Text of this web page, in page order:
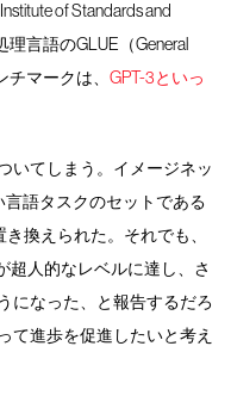
of Standards and
理言語のGLUE（General
チマークは、GPT-3といっ
いてしまう。イメージネッ
言語タスクのセットである
き換えられた。それでも、
超人的なレベルに達し、さ
になった、と報告するだろ
て進歩を促進したいと考え